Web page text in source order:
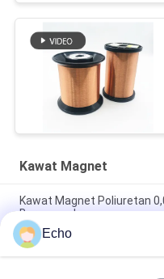
Kawat Magnet
Kawat Magnet Poliuretan
Berenamel
Bagan Pengukur Kawat
Dilapisi Enamel 0,15Mm
Echo